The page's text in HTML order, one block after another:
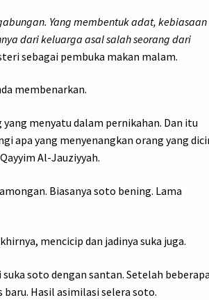
Yang membentuk adat,
dari keluarga asal salah seorang dari
sebagai pembuka makan malam.
membenarkan.
menyatu dalam pernikahan. Dan itu
apa yang menyenangkan orang yang
Al-Jauziyyah.
Biasanya soto bening. Lama
mencicip dan jadinya suka juga.
soto dengan santan. Setelah
Hasil asimilasi selera soto.